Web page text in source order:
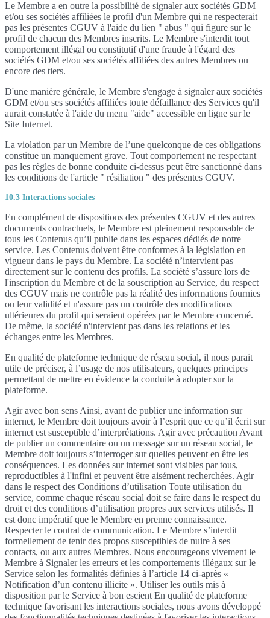
Le Membre a en outre la possibilité de signaler aux sociétés GDM
et/ou ses sociétés affiliées le profil d'un Membre qui ne respecterait
pas les présentes CGUV à l'aide du lien " abus " qui figure sur le
profil de chacun des Membres inscrits. Le Membre s'interdit tout
comportement illégal ou constitutif d'une fraude à l'égard des
sociétés GDM et/ou ses sociétés affiliées des autres Membres ou
encore des tiers.
D'une manière générale, le Membre s'engage à signaler aux sociétés
GDM et/ou ses sociétés affiliées toute défaillance des Services qu'il
aurait constatée à l'aide du menu "aide" accessible en ligne sur le
Site Internet.
La violation par un Membre de l’une quelconque de ces obligations
constitue un manquement grave. Tout comportement ne respectant
pas les règles de bonne conduite ci-dessus peut être sanctionné dans
les conditions de l'article " résiliation " des présentes CGUV.
10.3 Interactions sociales
En complément de dispositions des présentes CGUV et des autres
documents contractuels, le Membre est pleinement responsable de
tous les Contenus qu’il publie dans les espaces dédiés de notre
service. Les Contenus doivent être conformes à la législation en
vigueur dans le pays du Membre. La société n’intervient pas
directement sur le contenu des profils. La société s’assure lors de
l'inscription du Membre et de la souscription au Service, du respect
des CGUV mais ne contrôle pas la réalité des informations fournies
ou leur validité et n'assure pas un contrôle des modifications
ultérieures du profil qui seraient opérées par le Membre concerné.
De même, la société n'intervient pas dans les relations et les
échanges entre les Membres.
En qualité de plateforme technique de réseau social, il nous parait
utile de préciser, à l’usage de nos utilisateurs, quelques principes
permettant de mettre en évidence la conduite à adopter sur la
plateforme.
Agir avec bon sens Ainsi, avant de publier une information sur
internet, le Membre doit toujours avoir à l’esprit que ce qu’il écrit sur
internet est susceptible d’interprétations. Agir avec précaution Avant
de publier un commentaire ou un message sur un réseau social, le
Membre doit toujours s’interroger sur quelles peuvent en être les
conséquences. Les données sur internet sont visibles par tous,
reproductibles à l'infini et peuvent être aisément recherchées. Agir
dans le respect des Conditions d’utilisation Toute utilisation du
service, comme chaque réseau social doit se faire dans le respect du
droit et des conditions d’utilisation propres aux services utilisés. Il
est donc impératif que le Membre en prenne connaissance.
Respecter le contrat de communication. Le Membre s’interdit
formellement de tenir des propos susceptibles de nuire à ses
contacts, ou aux autres Membres. Nous encourageons vivement le
Membre à Signaler les erreurs et les comportements illégaux sur le
Service selon les formalités définies à l’article 14 ci-après «
Notification d’un contenu illicite ». Utiliser les outils mis à
disposition par le Service à bon escient En qualité de plateforme
technique favorisant les interactions sociales, nous avons développé